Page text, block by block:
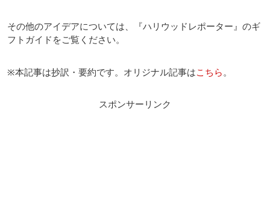
その他のアイデアについては、『ハリウッドレポーター』のギ
フトガイドをご覧ください。
※本記事は抄訳・要約です。オリジナル記事はこちら 。
スポンサーリンク